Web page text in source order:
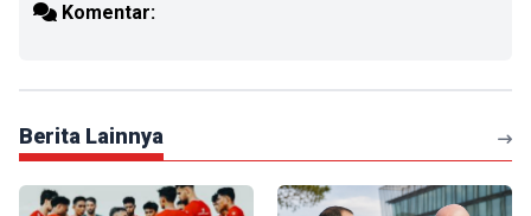
Komentar:
Berita Lainnya